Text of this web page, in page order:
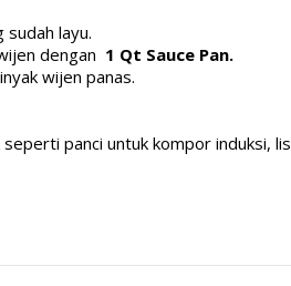
sudah layu.
dengan 1 Qt Sauce Pan.
wijen panas.
seperti panci untuk kompor induksi,